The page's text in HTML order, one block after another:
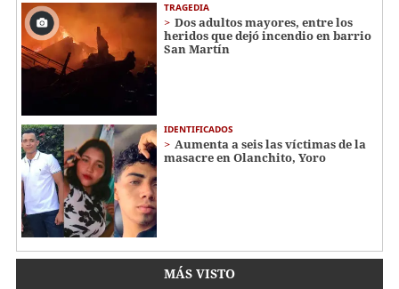
TRAGEDIA
Dos adultos mayores, entre los
heridos que dejó incendio en barrio
San Martín
IDENTIFICADOS
Aumenta a seis las víctimas de la
masacre en Olanchito, Yoro
MÁS VISTO